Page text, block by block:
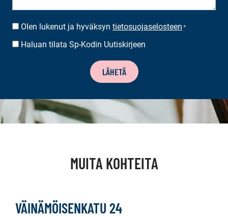
SUOSTUMUS*
Olen lukenut ja hyväksyn tietosuojaselosteen *
UUTISKIRJEEN
Haluan tilata Sp-Kodin Uutiskirjeen
LÄHETÄ
MUITA KOHTEITA
VÄINÄMÖISENKATU 24